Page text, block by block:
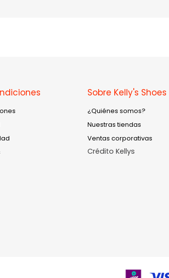
Sobre Kelly's Shoes
¿Quiénes somos?
Nuestras tiendas
Ventas corporativas
Crédito Kellys